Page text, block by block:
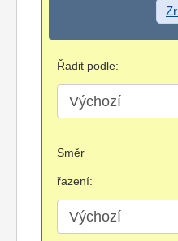
Řadit podle:
Směr
řazení: